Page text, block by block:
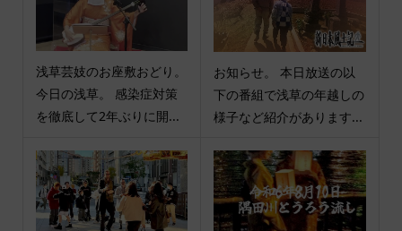
浅草芸妓のお座敷おどり。
今日の浅草。 感染症対策
を徹底して2年ぶりに開...
お知らせ。 本日放送の以
下の番組で浅草の年越しの
様子など紹介があります...